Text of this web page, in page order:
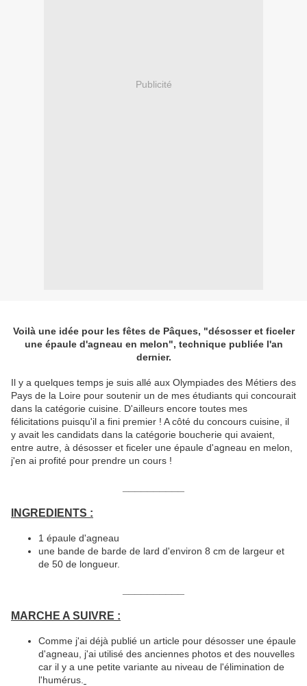
Publicité
Voilà une idée pour les fêtes de Pâques, "désosser et ficeler
une épaule d'agneau en melon", technique publiée l'an
dernier.
Il y a quelques temps je suis allé aux Olympiades des Métiers des
Pays de la Loire pour soutenir un de mes étudiants qui concourait
dans la catégorie cuisine. D'ailleurs encore toutes mes
félicitations puisqu'il a fini premier ! A côté du concours cuisine, il
y avait les candidats dans la catégorie boucherie qui avaient,
entre autre, à désosser et ficeler une épaule d'agneau en melon,
j'en ai profité pour prendre un cours !
INGREDIENTS :
1 épaule d'agneau
une bande de barde de lard d'environ 8 cm de largeur et
de 50 de longueur.
MARCHE A SUIVRE :
Comme j'ai déjà publié un article pour désosser une épaule
d'agneau, j'ai utilisé des anciennes photos et des nouvelles
car il y a une petite variante au niveau de l'élimination de
l'humérus.